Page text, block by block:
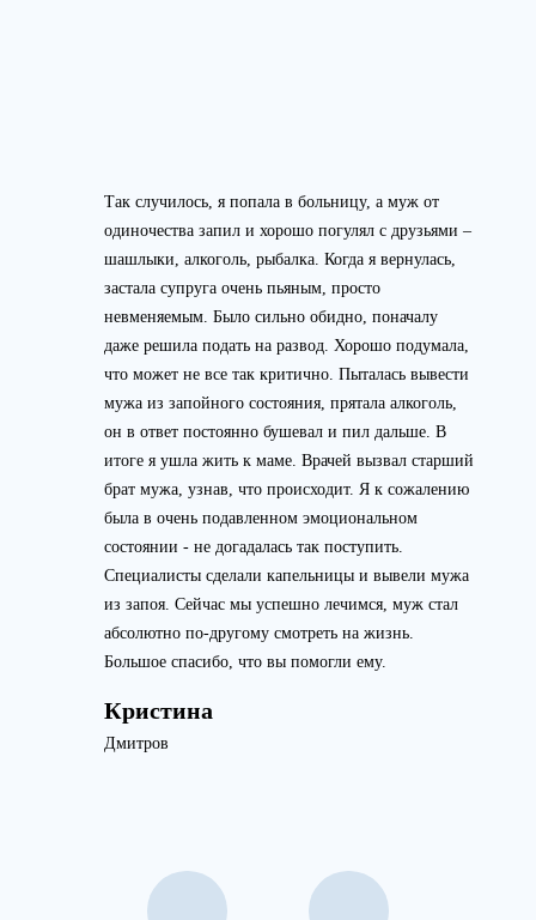
Так случилось, я попала в больницу, а муж от
одиночества запил и хорошо погулял с друзьями –
шашлыки, алкоголь, рыбалка. Когда я вернулась,
застала супруга очень пьяным, просто
невменяемым. Было сильно обидно, поначалу
даже решила подать на развод. Хорошо подумала,
что может не все так критично. Пыталась вывести
мужа из запойного состояния, прятала алкоголь,
он в ответ постоянно бушевал и пил дальше. В
итоге я ушла жить к маме. Врачей вызвал старший
брат мужа, узнав, что происходит. Я к сожалению
была в очень подавленном эмоциональном
состоянии - не догадалась так поступить.
Специалисты сделали капельницы и вывели мужа
из запоя. Сейчас мы успешно лечимся, муж стал
абсолютно по-другому смотреть на жизнь.
Большое спасибо, что вы помогли ему.
Кристина
Дмитров